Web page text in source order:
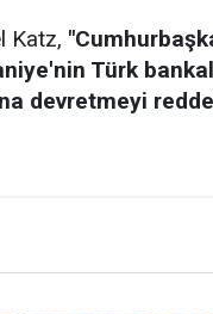
Katz,
Türk
devretmeyi